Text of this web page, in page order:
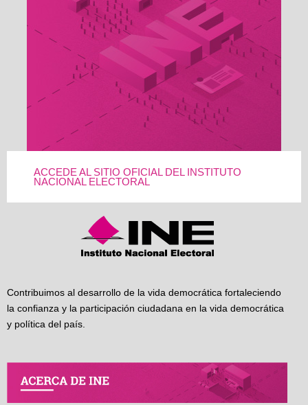
ACCEDE AL SITIO OFICIAL DEL INSTITUTO
NACIONAL ELECTORAL
Contribuimos al desarrollo de la vida democrática fortaleciendo
la confianza y la participación ciudadana en la vida democrática
y política del país.